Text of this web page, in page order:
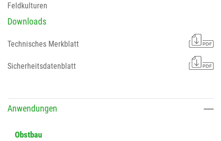
Feldkulturen
Downloads
Technisches Merkblatt
Sicherheitsdatenblatt
Anwendungen
Obstbau